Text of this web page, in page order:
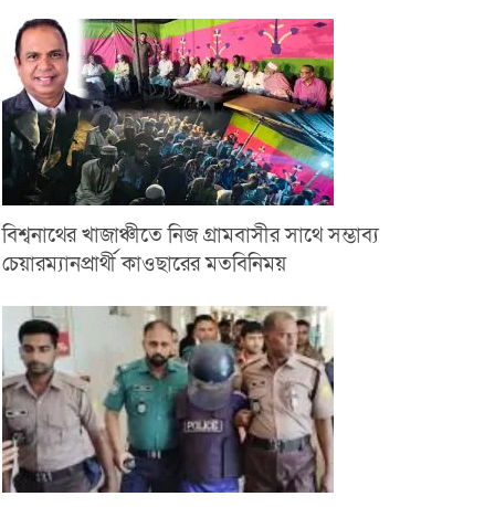
বিশ্বনাথের খাজাঞ্চীতে নিজ গ্রামবাসীর সাথে সম্ভাব্য
চেয়ারম্যানপ্রার্থী কাওছারের মতবিনিময়